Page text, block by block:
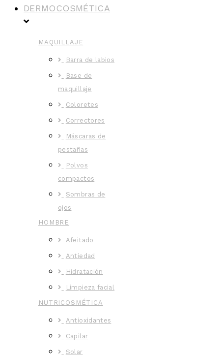
DERMOCOSMÉTICA
MAQUILLAJE
Barra de labios
Base de
maquillaje
Coloretes
Correctores
Máscaras de
pestañas
Polvos
compactos
Sombras de
ojos
HOMBRE
Afeitado
Antiedad
Hidratación
Limpieza facial
NUTRICOSMÉTICA
Antioxidantes
Capilar
Solar